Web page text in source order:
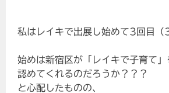
私はレイキで出展し始めて3回目（
始めは新宿区が「レイキで子育て」
認めてくれるのだろうか？？？
と心配したものの、